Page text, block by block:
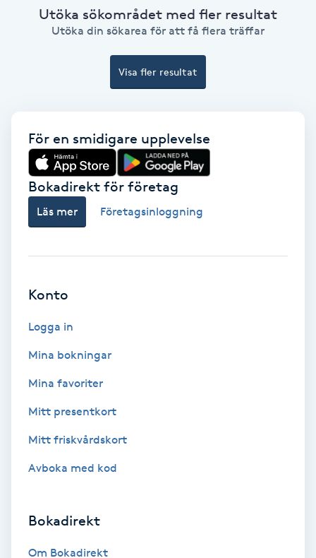
Ansiktsbehandling djuprengörande
Bambumassage
Barber
Barnklippning
Brynformning
Brynplockning
Utöka sökområdet med fler resultat
Utöka din sökarea för att få flera träffar
Visa fler resultat
För en smidigare upplevelse
Bokadirekt för företag
Läs mer Företagsinloggning
Konto
Logga in
Mina bokningar
Mina favoriter
Mitt presentkort
Mitt friskvårdskort
Avboka med kod
Bokadirekt
Om Bokadirekt